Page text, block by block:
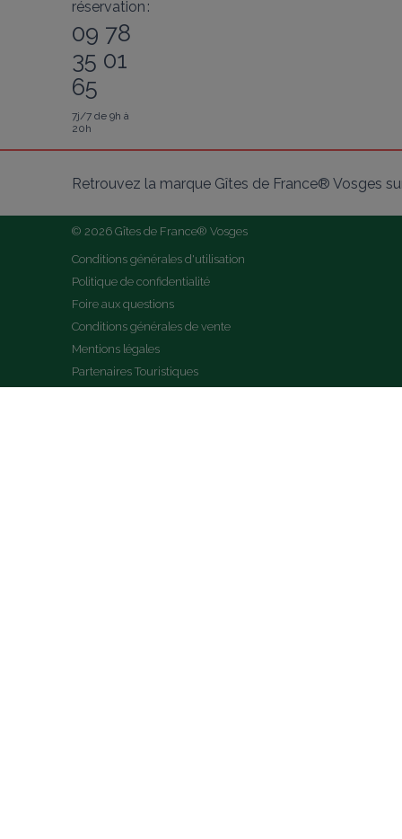
réservation :
09 78
35 01
65
7j/7 de 9h à
20h
Retrouvez la marque Gîtes de France® Vosges
© 2026 Gîtes de France® Vosges
Conditions générales d'utilisation
Politique de confidentialité
Foire aux questions
Conditions générales de vente
Mentions légales
Partenaires Touristiques